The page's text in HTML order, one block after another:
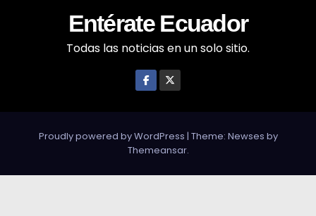
Entérate Ecuador
Todas las noticias en un solo sitio.
Proudly powered by WordPress | Theme: Newses by
Themeansar.